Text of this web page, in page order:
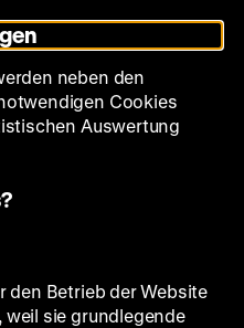
Uhr
– Ein Film
neben den
Cookies
Auswertung
den Betrieb der Website
sie grundlegende